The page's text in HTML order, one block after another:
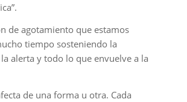
de agotamiento que estamos
tiempo sosteniendo la
alerta y todo lo que envuelve a la
de una forma u otra. Cada